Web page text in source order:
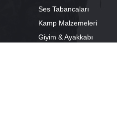
Ses Tabancaları
Kamp Malzemeleri
Giyim & Ayakkabı